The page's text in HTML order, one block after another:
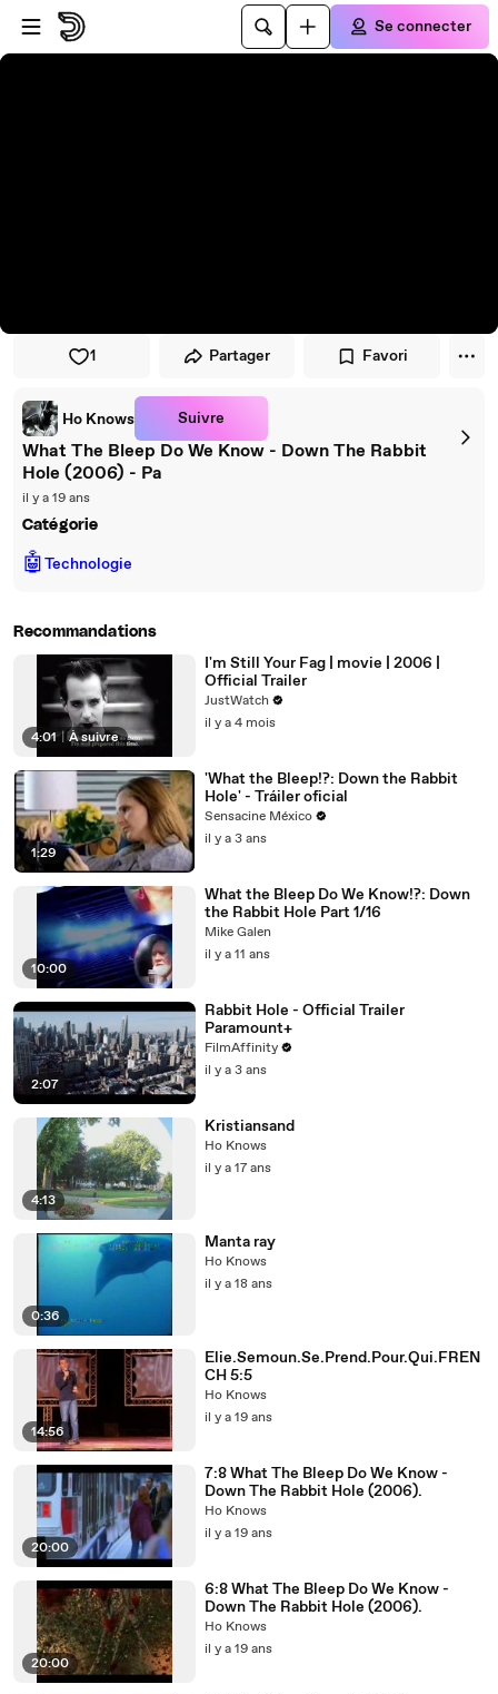
Passer au player
Passer au contenu principal
Se connecter
1 Partager Favori
Ho Knows Suivre
What The Bleep Do We Know - Down The Rabbit
Hole (2006) - Pa
il y a 19 ans
Catégorie
🤖Technologie
Recommandations
4:01 À suivre
I'm Still Your Fag | movie | 2006 |
Official Trailer
JustWatch
il y a 4 mois
1:29
'What the Bleep!?: Down the Rabbit
Hole' - Tráiler oficial
Sensacine México
il y a 3 ans
10:00
What the Bleep Do We Know!?: Down
the Rabbit Hole Part 1/16
Mike Galen
il y a 11 ans
2:07
Rabbit Hole - Official Trailer
Paramount+
FilmAffinity
il y a 3 ans
4:13
Kristiansand
Ho Knows
il y a 17 ans
0:36
Manta ray
Ho Knows
il y a 18 ans
14:56
Elie.Semoun.Se.Prend.Pour.Qui.FREN
CH 5:5
Ho Knows
il y a 19 ans
20:00
7:8 What The Bleep Do We Know -
Down The Rabbit Hole (2006).
Ho Knows
il y a 19 ans
20:00
6:8 What The Bleep Do We Know -
Down The Rabbit Hole (2006).
Ho Knows
il y a 19 ans